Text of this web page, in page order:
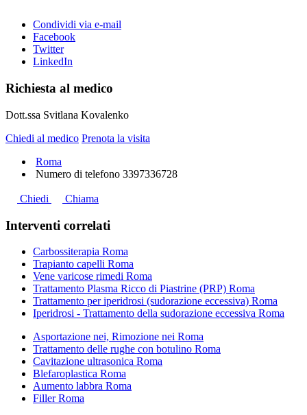
Condividi via e-mail
Facebook
Twitter
LinkedIn
Richiesta al medico
Dott.ssa Svitlana Kovalenko
Chiedi al medico Prenota la visita
Roma
Numero di telefono 3397336728
Chiedi Chiama
Interventi correlati
Carbossiterapia Roma
Trapianto capelli Roma
Vene varicose rimedi Roma
Trattamento Plasma Ricco di Piastrine (PRP) Roma
Trattamento per iperidrosi (sudorazione eccessiva) Roma
Iperidrosi - Trattamento della sudorazione eccessiva Roma
Asportazione nei, Rimozione nei Roma
Trattamento delle rughe con botulino Roma
Cavitazione ultrasonica Roma
Blefaroplastica Roma
Aumento labbra Roma
Filler Roma